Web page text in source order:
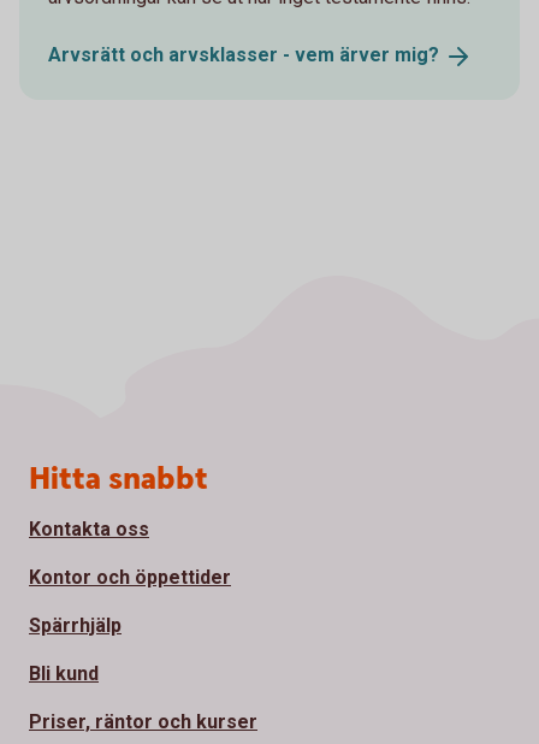
Arvsrätt och arvsklasser - vem ärver mig?
Sidfot
Hitta snabbt
Kontakta oss
Kontor och öppettider
Spärrhjälp
Bli kund
Priser, räntor och kurser